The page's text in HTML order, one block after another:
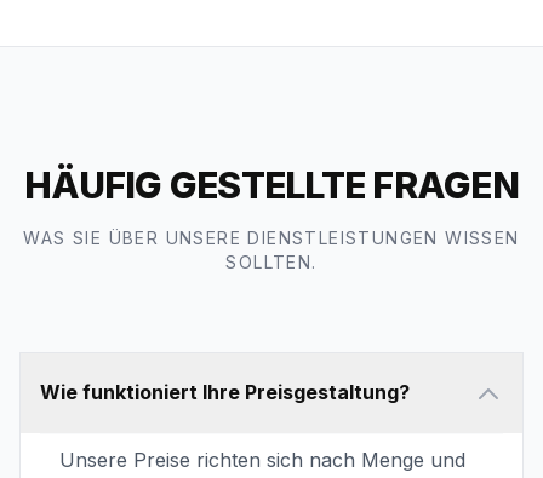
HÄUFIG GESTELLTE FRAGEN
WAS SIE ÜBER UNSERE DIENSTLEISTUNGEN WISSEN
SOLLTEN.
Wie funktioniert Ihre Preisgestaltung?
Unsere Preise richten sich nach Menge und